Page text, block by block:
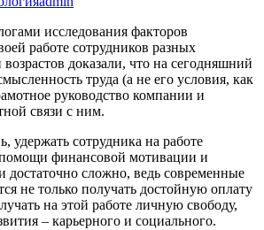
исследования факторов
работе сотрудников разных
доказали, что на сегодняшний
труда (а не его условия, как
руководство компании и
связи с ним.
удержать сотрудника на работе
финансовой мотивации и
достаточно сложно, ведь современные
не только получать достойную оплату
на этой работе личную свободу,
– карьерного и социального.